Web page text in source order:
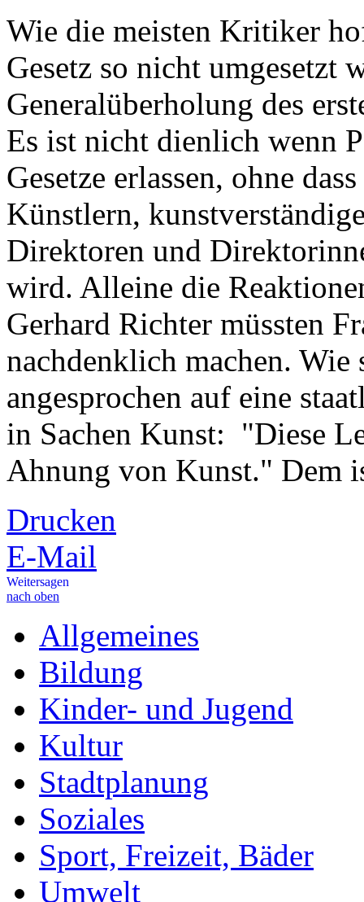
Wie die meisten Kritiker
Gesetz so nicht umgesetzt
Generalüberholung des
Es ist nicht dienlich wenn
Gesetze erlassen, ohne
Künstlern,
Direktoren und
wird. Alleine die
Gerhard Richter müssten
nachdenklich machen. Wie
angesprochen auf eine
in Sachen Kunst: "Diese
Ahnung von Kunst." Dem
Drucken
E-Mail
Weitersagen
nach oben
Allgemeines
Bildung
Kinder- und Jugend
Kultur
Stadtplanung
Soziales
Sport, Freizeit, Bäder
Umwelt